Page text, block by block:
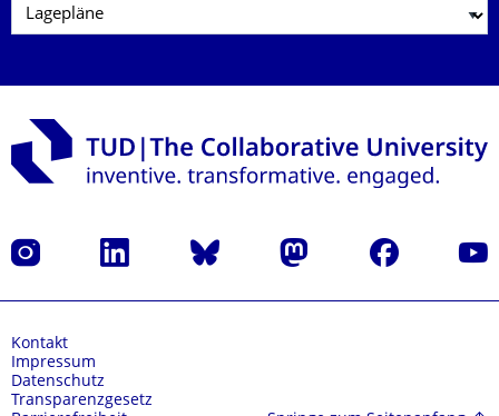
Instagram LinkedIn Bluesky Mastodon Facebook
Kontakt
Impressum
Datenschutz
Transparenzgesetz